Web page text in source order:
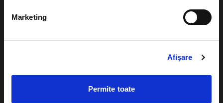
Marketing
Afişare
Permite toate
Cum comand bilete?